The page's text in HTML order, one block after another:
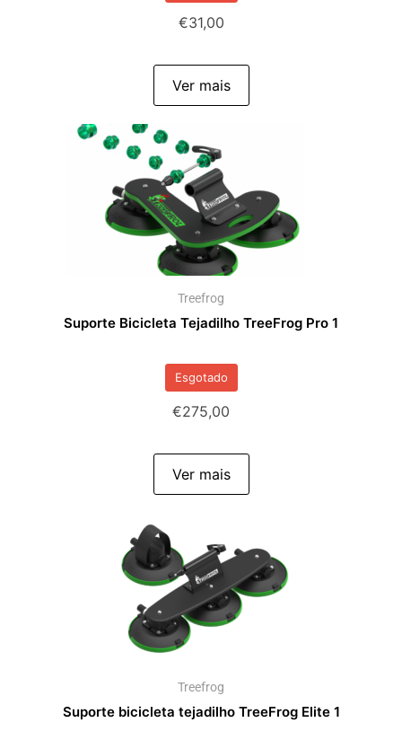
€31,00
Ver mais
Treefrog
Suporte Bicicleta Tejadilho TreeFrog Pro 1
Esgotado
€275,00
Ver mais
Treefrog
Suporte bicicleta tejadilho TreeFrog Elite 1